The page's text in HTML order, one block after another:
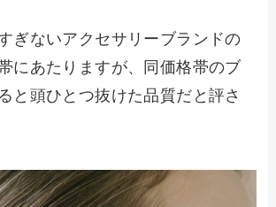
ぎないアクセサリーブランドの
にあたりますが、同価格帯のブ
と頭ひとつ抜けた品質だと評さ